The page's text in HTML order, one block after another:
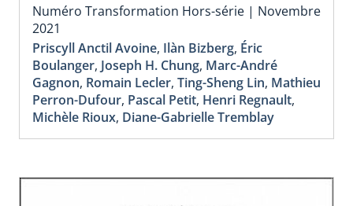
Numéro Transformation Hors-série | Novembre
2021
Priscyll Anctil Avoine, Ilàn Bizberg, Éric
Boulanger, Joseph H. Chung, Marc-André
Gagnon, Romain Lecler, Ting-Sheng Lin, Mathieu
Perron-Dufour, Pascal Petit, Henri Regnault,
Michèle Rioux, Diane-Gabrielle Tremblay